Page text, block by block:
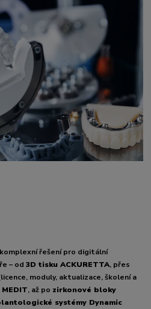
řešení pro digitální
– od3D tisku ACKURETTA, přes
moduly, aktualizace, školení a
, až po zirkonové bloky
systémy Dynamic